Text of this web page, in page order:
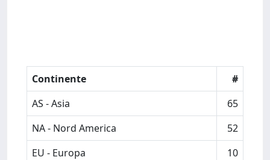
Continente
#
AS - Asia
65
NA - Nord America
52
EU - Europa
10